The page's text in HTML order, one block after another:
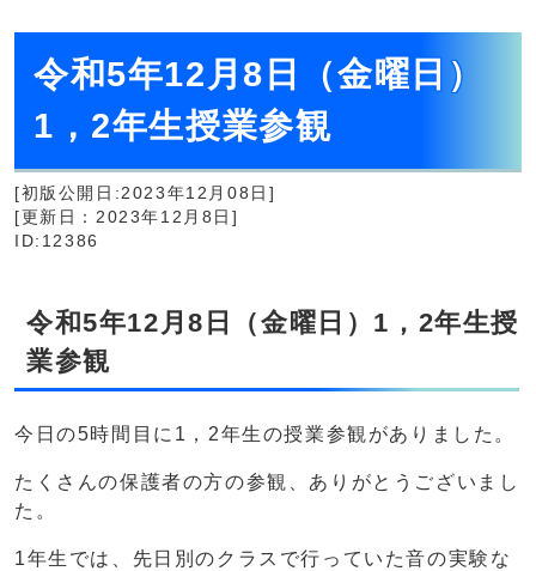
令和5年12月8日（金曜日）
1，2年生授業参観
[初版公開日:2023年12月08日]
[更新日：2023年12月8日]
ID:12386
令和5年12月8日（金曜日）1，2年生授
業参観
今日の5時間目に1，2年生の授業参観がありました。
たくさんの保護者の方の参観、ありがとうございまし
た。
1年生では、先日別のクラスで行っていた音の実験な